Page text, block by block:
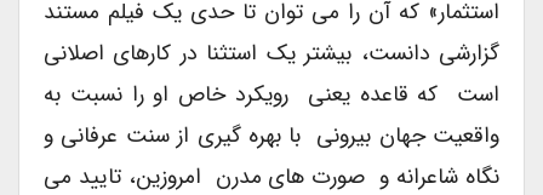
استثمار» که آن را می توان تا حدی یک فیلم مستند
گزارشی دانست، بیشتر یک استثنا در کارهای اصلانی
است که قاعده یعنی رویکرد خاص او را نسبت به
واقعیت جهان بیرونی با بهره گیری از سنت عرفانی و
نگاه شاعرانه و صورت های مدرن امروزین، تایید می